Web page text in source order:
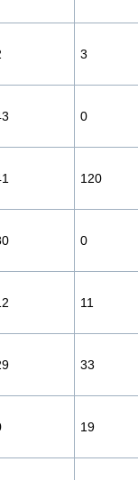
3
0
120
0
11
33
19